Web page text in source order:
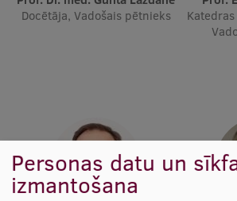
Ētikas un līdztiesības mācības
ESF kvalifikācijas celšanas kursi
Pedagoģiskās izaugsmes centrs
Docētāja, Vadošais pētnieks
Personas datu un
izmantošana